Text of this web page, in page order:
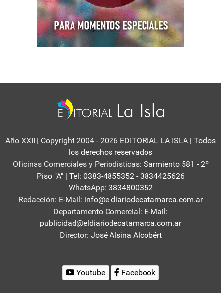
Año XXII | Copyright 2004 - 2026 EDITORIAL LA ISLA | Todos
los derechos reservados
Oficinas Comerciales y Periodisticas: Sarmiento 581 - 2º
Piso "A" | Tel: 0383-4855352 - 3834425626
WhatsApp: 3834800352
Redacción: E-Mail: info@eldiariodecatamarca.com.ar
Departamento Comercial: E-Mail:
publicidad@eldiariodecatamarca.com.ar
Director: José Alsina Alcobért
Youtube Facebook